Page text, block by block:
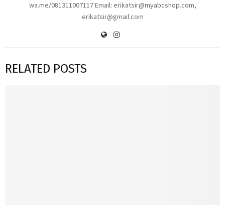
wa.me/081311007117 Email: erikatsir@myabcshop.com,
erikatsir@gmail.com
RELATED POSTS